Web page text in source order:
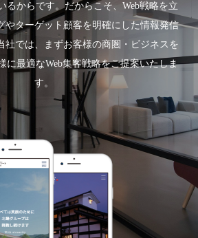
るからです。だからこそ、Web戦略を立
やターゲット顧客を明確にした情報発信
社では、まずお客様の商圏・ビジネスを
に最適なWeb集客戦略をご提案いたしま
す。